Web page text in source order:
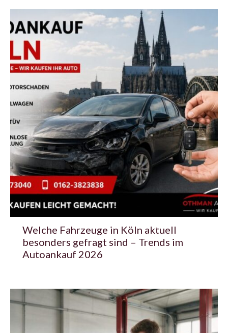
Welche Fahrzeuge in Köln aktuell
besonders gefragt sind – Trends im
Autoankauf 2026